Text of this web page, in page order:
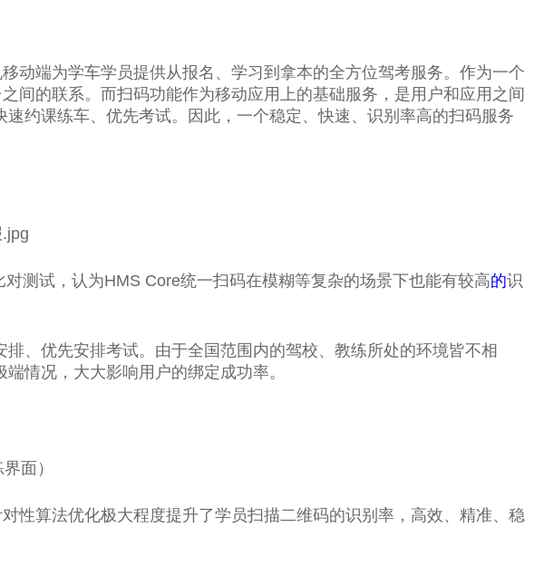
动端为学车学员提供从报名、学习到拿本的全方位驾考服务。作为一个
间的联系。而扫码功能作为移动应用上的基础服务，是用户和应用之间
约课练车、优先考试。因此，一个稳定、快速、识别率高的扫码服务
测试，认为HMS Core统一扫码在模糊等复杂的场景下也能有较高的识
、优先安排考试。由于全国范围内的驾校、教练所处的环境皆不相
情况，大大影响用户的绑定成功率。
面）
性算法优化极大程度提升了学员扫描二维码的识别率，高效、精准、稳